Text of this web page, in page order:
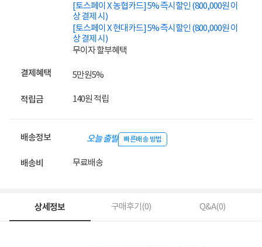
[토스페이 X 농협카드] 5% 즉시할인 (800,000원 이
상 결제 시)
[토스페이 X 현대카드] 5% 즉시할인 (800,000원 이
상 결제 시)
무이자 할부혜택
결제혜택 5만원5%
적립금 140원 적립
배송정보 오늘 출발 빠른배송 방법
배송비 무료배송
상세정보 구매후기(0) Q&A(0)